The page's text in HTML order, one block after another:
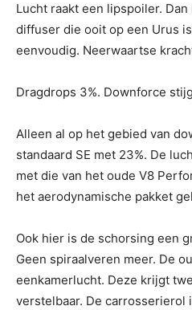
Lucht raakt een lipspoiler.
diffuser die ooit op een Urus
eenvoudig. Neerwaartse
Dragdrops 3%. Downforce
Alleen al op het gebied van
standaard SE met 23%. De
met die van het oude V8
het aerodynamische pakket
Ook hier is de schorsing een
Geen spiraalveren meer. De
eenkamerlucht. Deze krijgt
verstelbaar. De carrosserierol